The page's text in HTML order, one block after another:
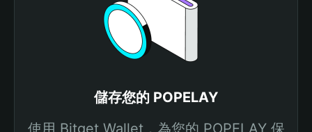
儲存您的 POPELAY
使用 Bitget Wallet，為您的 POPELAY 保